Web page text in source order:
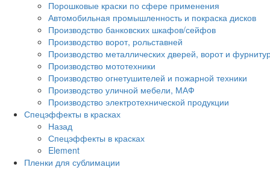
Порошковые краски по сфере применения
Автомобильная промышленность и покраска дисков
Производство банковских шкафов/сейфов
Производство ворот, рольставней
Производство металлических дверей, ворот и
Производство мототехники
Производство огнетушителей и пожарной техники
Производство уличной мебели, МАФ
Производство электротехнической продукции
Спецэффекты в красках
Назад
Спецэффекты в красках
Element
Пленки для сублимации